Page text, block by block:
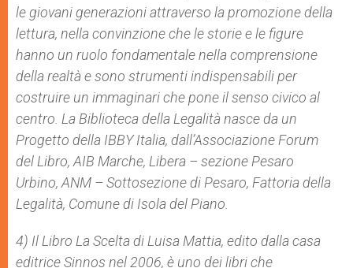
le giovani generazioni attraverso la promozione della
lettura, nella convinzione che le storie e le figure
hanno un ruolo fondamentale nella comprensione
della realtà e sono strumenti indispensabili per
costruire un immaginari che pone il senso civico al
centro. La Biblioteca della Legalità nasce da un
Progetto della IBBY Italia, dall’Associazione Forum
del Libro, AIB Marche, Libera – sezione Pesaro
Urbino, ANM – Sottosezione di Pesaro, Fattoria della
Legalità, Comune di Isola del Piano.
4) Il Libro La Sceltadi Luisa Mattia, edito dalla casa
editrice Sinnos nel 2006, è uno dei libri che